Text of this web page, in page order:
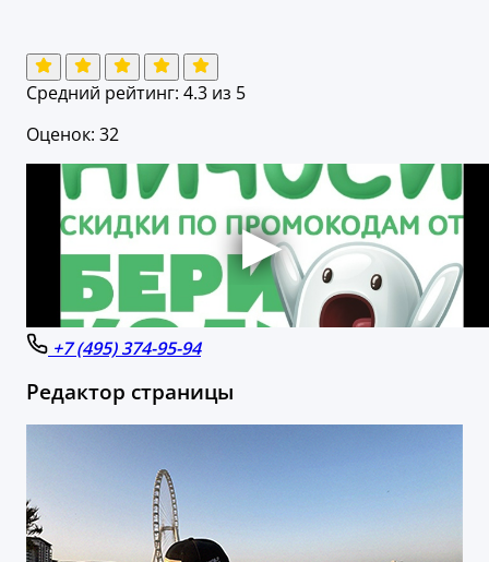
Средний рейтинг: 4.3 из 5
Оценок: 32
+7 (495) 374-95-94
Редактор страницы